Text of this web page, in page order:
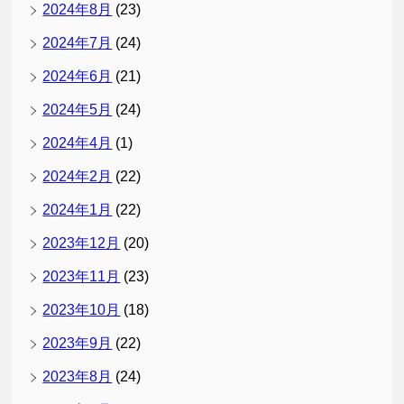
2024年8月 (23)
2024年7月 (24)
2024年6月 (21)
2024年5月 (24)
2024年4月 (1)
2024年2月 (22)
2024年1月 (22)
2023年12月 (20)
2023年11月 (23)
2023年10月 (18)
2023年9月 (22)
2023年8月 (24)